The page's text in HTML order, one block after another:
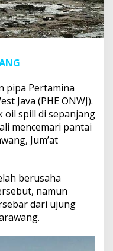
pipa Pertamina
Java (PHE ONWJ).
oil spill di sepanjang
mencemari pantai
Jum’at
berusaha
namun
dari ujung